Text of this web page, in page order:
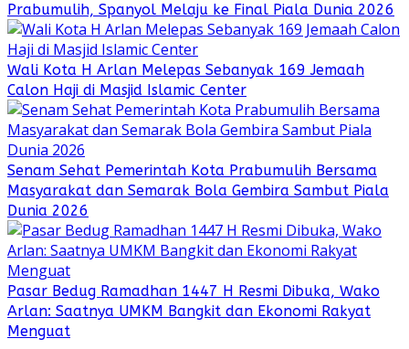
Prabumulih, Spanyol Melaju ke Final Piala Dunia 2026
Wali Kota H Arlan Melepas Sebanyak 169 Jemaah
Calon Haji di Masjid Islamic Center
Senam Sehat Pemerintah Kota Prabumulih Bersama
Masyarakat dan Semarak Bola Gembira Sambut Piala
Dunia 2026
Pasar Bedug Ramadhan 1447 H Resmi Dibuka, Wako
Arlan: Saatnya UMKM Bangkit dan Ekonomi Rakyat
Menguat